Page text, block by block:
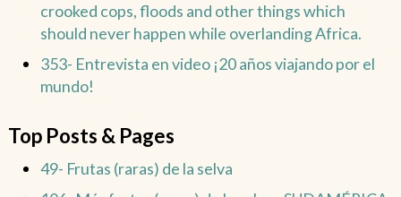
crooked cops, floods and other things which
should never happen while overlanding Africa.
353- Entrevista en video ¡20 años viajando por el
mundo!
Top Posts & Pages
49- Frutas (raras) de la selva